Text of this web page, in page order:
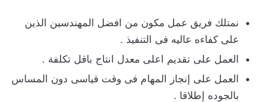
نمتلك فريق عمل مكون من افضل المهندسين الذين
على كفاءه عاليه فى التنفيذ .
العمل على تقديم اعلى معدل انتاج باقل تكلفة .
العمل على إنجاز المهام فى وقت قياسى دون المساس
بالجوده إطلاقا .